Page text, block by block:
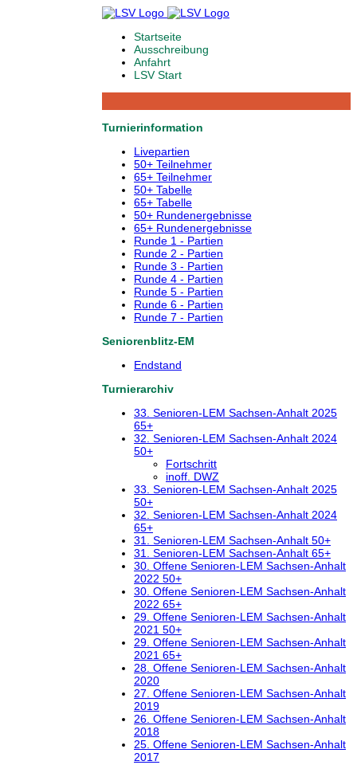
Startseite
Ausschreibung
Anfahrt
LSV Start
Turnierinformation
Livepartien
50+ Teilnehmer
65+ Teilnehmer
50+ Tabelle
65+ Tabelle
50+ Rundenergebnisse
65+ Rundenergebnisse
Runde 1 - Partien
Runde 2 - Partien
Runde 3 - Partien
Runde 4 - Partien
Runde 5 - Partien
Runde 6 - Partien
Runde 7 - Partien
Seniorenblitz-EM
Endstand
Turnierarchiv
33. Senioren-LEM Sachsen-Anhalt 2025
65+
32. Senioren-LEM Sachsen-Anhalt 2024
50+
Fortschritt
inoff. DWZ
33. Senioren-LEM Sachsen-Anhalt 2025
50+
32. Senioren-LEM Sachsen-Anhalt 2024
65+
31. Senioren-LEM Sachsen-Anhalt 50+
31. Senioren-LEM Sachsen-Anhalt 65+
30. Offene Senioren-LEM Sachsen-Anhalt
2022 50+
30. Offene Senioren-LEM Sachsen-Anhalt
2022 65+
29. Offene Senioren-LEM Sachsen-Anhalt
2021 50+
29. Offene Senioren-LEM Sachsen-Anhalt
2021 65+
28. Offene Senioren-LEM Sachsen-Anhalt
2020
27. Offene Senioren-LEM Sachsen-Anhalt
2019
26. Offene Senioren-LEM Sachsen-Anhalt
2018
25. Offene Senioren-LEM Sachsen-Anhalt
2017